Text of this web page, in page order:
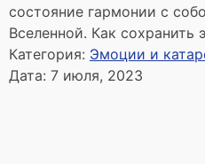
состояние гармонии с
Вселенной. Как сохранить
Категория: Эмоции и
Дата: 7 июля, 2023